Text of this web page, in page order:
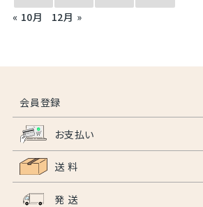
« 10月 12月 »
会員登録
お支払い
送 料
発 送